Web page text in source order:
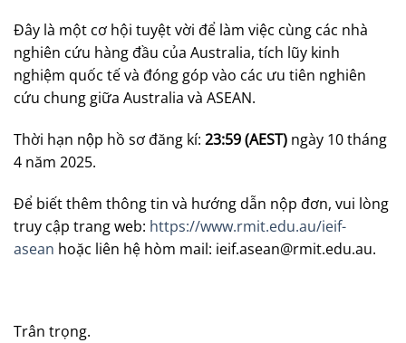
Đây là một cơ hội tuyệt vời để làm việc cùng các nhà
nghiên cứu hàng đầu của Australia, tích lũy kinh
nghiệm quốc tế và đóng góp vào các ưu tiên nghiên
cứu chung giữa Australia và ASEAN.
Thời hạn nộp hồ sơ đăng kí: 23:59 (AEST) ngày 10 tháng
4 năm 2025.
Để biết thêm thông tin và hướng dẫn nộp đơn, vui lòng
truy cập trang web: https://www.rmit.edu.au/ieif-
asean hoặc liên hệ hòm mail: ieif.asean@rmit.edu.au.
Trân trọng.